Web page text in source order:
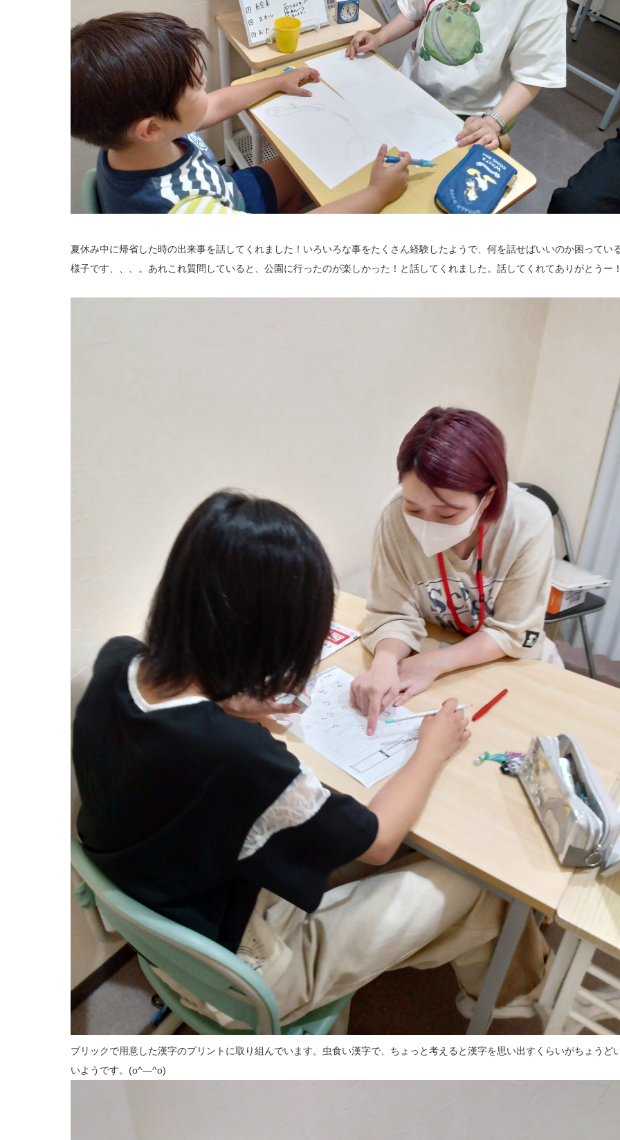
夏休み中に帰省した時の出来事を話してくれました！いろいろな事をたくさん経験したようで、何を話せばいいのか困ってい
様子です、、、。あれこれ質問していると、公園に行ったのが楽しかった！と話してくれました。話してくれてありがとうー
ブリックで用意した漢字のプリントに取り組んでいます。虫食い漢字で、ちょっと考えると漢字を思い出すくらいがちょうど
いようです。(o^―^o)